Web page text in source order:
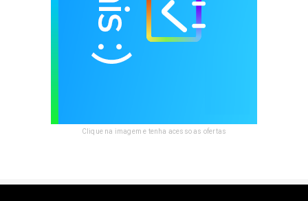
Clique na imagem e tenha acesso as ofertas